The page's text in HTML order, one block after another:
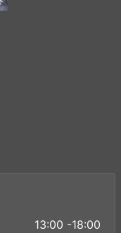
13:00 -18:00